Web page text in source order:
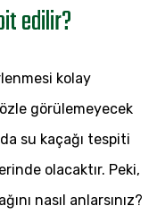
edilir?
kolay
görülemeyecek
su kaçağı tespiti
olacaktır. Peki,
nasıl anlarsınız?